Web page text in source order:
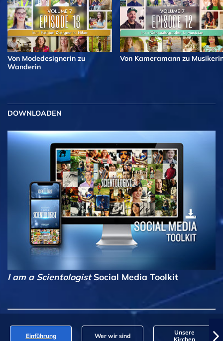
Von Modedesignerin zu
Wanderin
Von Kameramann zu
DOWNLOADEN
I am a ScientologistSocial Media Toolkit
Einführung Wer wir sind
Unsere
Kirchen